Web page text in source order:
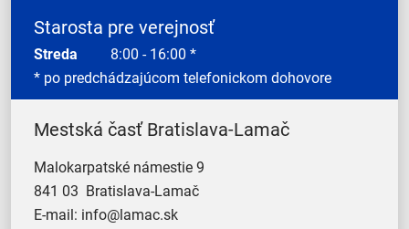
Starosta pre verejnosť
Streda 8:00 - 16:00 *
* po predchádzajúcom telefonickom dohovore
Mestská časť Bratislava-Lamač
Malokarpatské námestie 9
841 03 Bratislava-Lamač
E-mail: info@lamac.sk